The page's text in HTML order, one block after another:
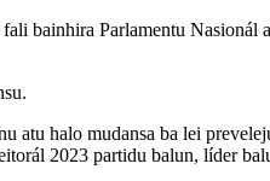
bainhira Parlamentu Nasionál
atu halo mudansa ba lei
2023 partidu balun, líder